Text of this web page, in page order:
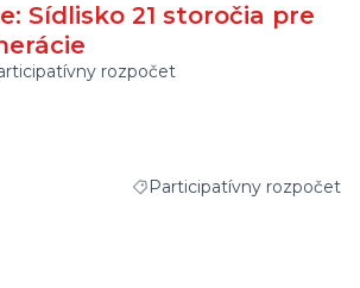
Sídlisko 21 storočia pre
rozpočet
Filter results for category:
Participatívny rozpočet